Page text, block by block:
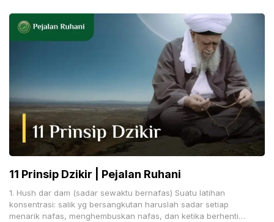
11 Prinsip Dzikir | Pejalan Ruhani
1. Hush dar dam (sadar sewaktu bernafas) Suatu latihan
konsentrasi: salik yg bersangkutan haruslah sadar setiap
menarik nafas, menghembuskan nafas, dan ketika berhenti